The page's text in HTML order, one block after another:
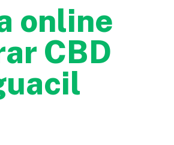
online
CBD